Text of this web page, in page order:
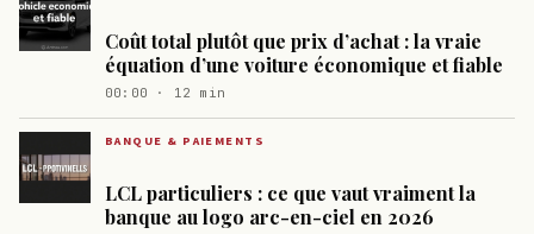
Coût total plutôt que prix d’achat : la vraie
équation d’une voiture économique et fiable
00:00 · 12 min
BANQUE & PAIEMENTS
LCL particuliers : ce que vaut vraiment la
banque au logo arc-en-ciel en 2026